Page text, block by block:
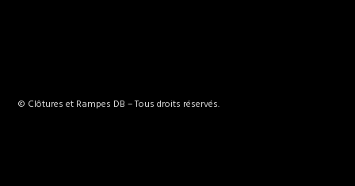
© Clôtures et Rampes DB – Tous droits réservés.